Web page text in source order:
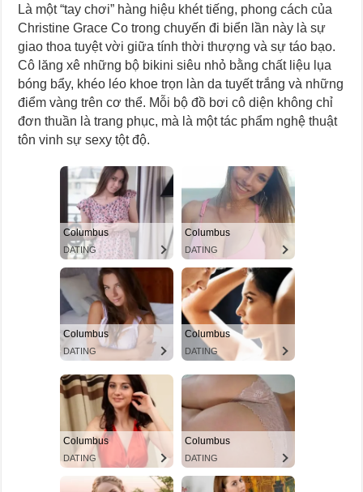
Là một “tay chơi” hàng hiệu khét tiếng, phong cách của
Christine Grace Co trong chuyến đi biển lần này là sự
giao thoa tuyệt vời giữa tính thời thượng và sự táo bạo.
Cô lăng xê những bộ bikini siêu nhỏ bằng chất liệu lụa
bóng bẩy, khéo léo khoe trọn làn da tuyết trắng và những
điểm vàng trên cơ thể. Mỗi bộ đồ bơi cô diện không chỉ
đơn thuần là trang phục, mà là một tác phẩm nghệ thuật
tôn vinh sự sexy tột độ.